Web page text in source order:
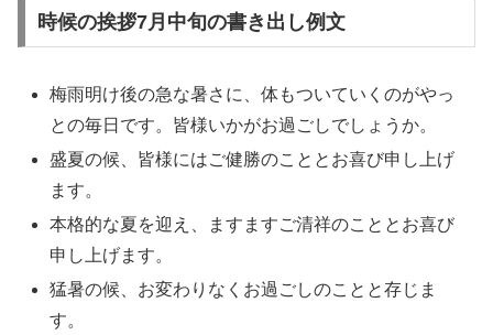
時候の挨拶7月中旬の書き出し例文
梅雨明け後の急な暑さに、体もついていくのがやっ
との毎日です。皆様いかがお過ごしでしょうか。
盛夏の候、皆様にはご健勝のこととお喜び申し上げ
ます。
本格的な夏を迎え、ますますご清祥のこととお喜び
申し上げます。
猛暑の候、お変わりなくお過ごしのことと存じま
す。